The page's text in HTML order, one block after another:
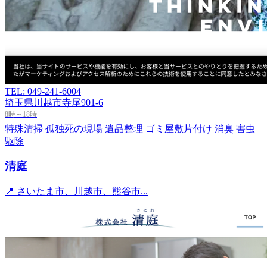
TEL: 049-241-6004
埼玉県川越市寺尾901-6
8時～18時
特殊清掃 孤独死の現場 遺品整理 ゴミ屋敷片付け 消臭 害虫
駆除
清庭
📍 さいたま市、川越市、熊谷市...